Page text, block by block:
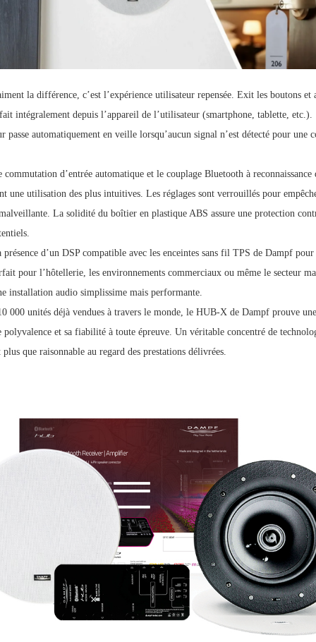
la différence, c’est l’expérience utilisateur repensée. Exit les boutons et
intégralement depuis l’appareil de l’utilisateur (smartphone, tablette, etc.).
passe automatiquement en veille lorsqu’aucun signal n’est détecté pour une
d’entrée automatique et le couplage Bluetooth à reconnaissance
une utilisation des plus intuitives. Les réglages sont verrouillés pour
La solidité du boîtier en plastique ABS assure une protection
d’un DSP compatible avec les enceintes sans fil TPS de Dampf
pour l’hôtellerie, les environnements commerciaux ou même le secteur
installation audio simplissime mais performante.
000 unités déjà vendues à travers le monde, le HUB-X de Dampf prouve
polyvalence et sa fiabilité à toute épreuve. Un véritable concentré de
plus que raisonnable au regard des prestations délivrées.